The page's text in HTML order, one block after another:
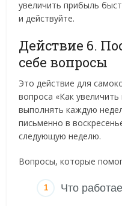
увеличить прибыль
и действуйте.
Действие 6.
себе вопросы
Это действие для
вопроса «Как
выполнять каждую
письменно в
следующую неделю.
Вопросы, которые
Что